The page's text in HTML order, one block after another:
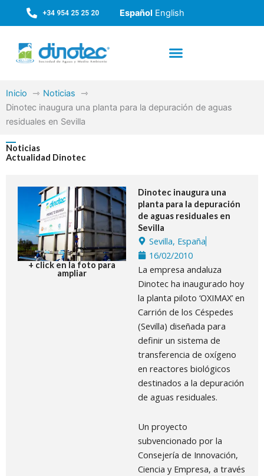
+34 954 25 25 20 Español English
Inicio
Noticias
Dinotec inaugura una planta para la depuración de aguas
residuales en Sevilla
Noticias
Actualidad Dinotec
+ click en la foto para
ampliar
Dinotec inaugura una
planta para la depuración
de aguas residuales en
Sevilla
Sevilla, España
16/02/2010
La empresa andaluza
Dinotec ha inaugurado hoy
la planta piloto ‘OXIMAX’ en
Carrión de los Céspedes
(Sevilla) diseñada para
definir un sistema de
transferencia de oxígeno
en reactores biológicos
destinados a la depuración
de aguas residuales.
Un proyecto
subvencionado por la
Consejería de Innovación,
Ciencia y Empresa, a través